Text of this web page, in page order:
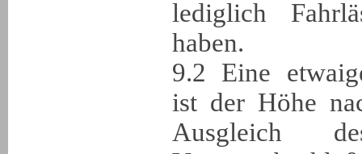
lediglich
haben.
9.2 Eine
ist der Höhe
Ausgleich